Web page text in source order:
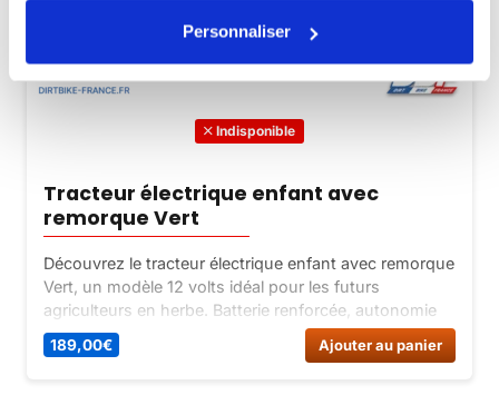
Personnaliser
Indisponible
Tracteur électrique enfant avec
remorque Vert
Découvrez le tracteur électrique enfant avec remorque
Vert, un modèle 12 volts idéal pour les futurs
agriculteurs en herbe. Batterie renforcée, autonomie
prolongée, remorque pratique. Choix entre vert et
rouge. Parfait pour jouer dans le jardin !
189,00€ Ajouter au panier